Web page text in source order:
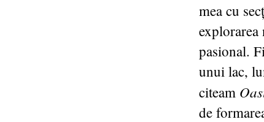
mea cu
pasional.
unui lac,
citeam
de